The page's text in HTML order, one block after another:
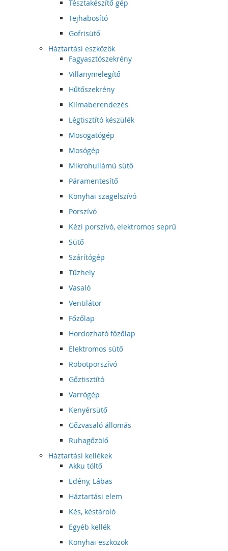
Tésztakészítő gép
Tejhabosító
Gofrisütő
Háztartási eszközök
Fagyasztószekrény
Villanymelegítő
Hűtőszekrény
Klímaberendezés
Légtisztító készülék
Mosogatógép
Mosógép
Mikrohullámú sütő
Páramentesítő
Konyhai szagelszívó
Porszívó
Kézi porszívó, elektromos seprű
Sütő
Szárítógép
Tűzhely
Vasaló
Ventilátor
Főzőlap
Hordozható főzőlap
Elektromos sütő
Robotporszívó
Gőztisztító
Varrógép
Kenyérsütő
Gőzvasaló állomás
Ruhagőzölő
Háztartási kellékek
Akku töltő
Edény, Lábas
Háztartási elem
Kés, késtároló
Egyéb kellék
Konyhai eszközök